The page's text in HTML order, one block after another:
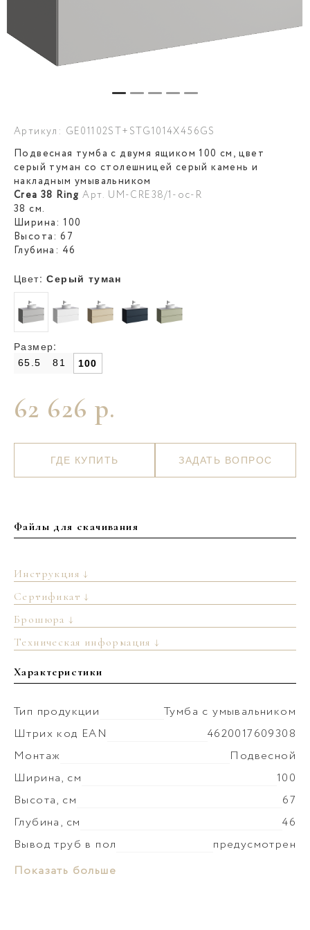
Артикул: GE01102ST+STG1014X456GS
62 626 р.
Подвесная тумба с двумя ящиком 100 см, цвет
серый туман со столешницей серый камень и
накладным умывальником
Crea 38 Ring Арт. UM-CRE38/1-oc-R
38 см.
Ширина: 100
Высота: 67
Глубина: 46
Цвет: Серый туман
Размер:
65.5 81 100
ГДЕ КУПИТЬ ЗАДАТЬ ВОПРОС
Файлы для скачивания
Инструкция ↓
Сертификат ↓
Брошюра ↓
Техническая информация ↓
Характеристики
Тип продукции
Тумба с умывальником
Штрих код EAN
4620017609308
Монтаж
Подвесной
Ширина, см
100
Высота, см
67
Глубина, см
46
Вывод труб в пол
предусмотрен
Материал раковины
Монтаж умывальника
Показать больше